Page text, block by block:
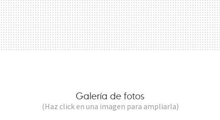
Galería de fotos
(Haz click en una imagen para ampliarla)